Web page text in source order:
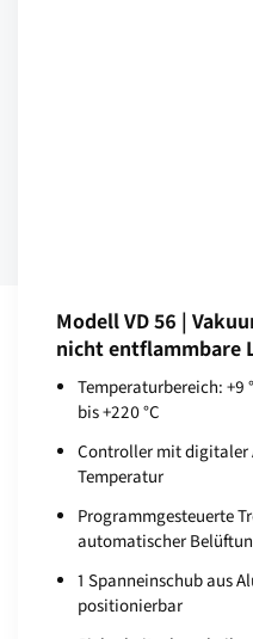
Modell VD 56 |
nicht entflammbare
Temperaturbereich: +9
bis +220 °C
Controller mit digitaler
Temperatur
Programmgesteuerte
automatischer
1 Spanneinschub aus
positionierbar